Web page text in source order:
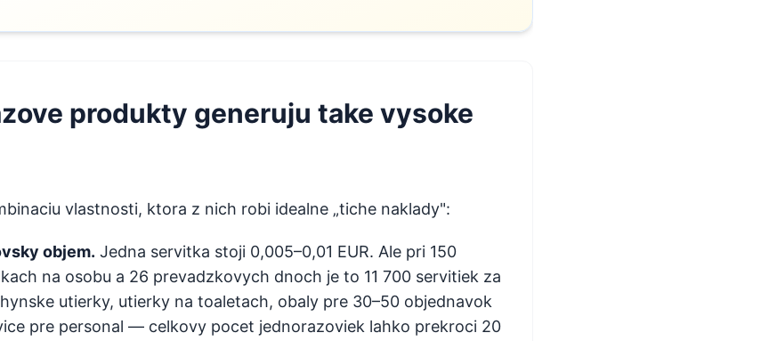
produkty generuju take vysoke
vlastnosti, ktora z nich robi idealne „tiche naklady":
objem. Jedna servitka stoji 0,005–0,01 EUR. Ale pri 150
na osobu a 26 prevadzkovych dnoch je to 11 700 servitiek za
utierky, utierky na toaletach, obaly pre 30–50 objednavok
pre personal — celkovy pocet jednorazoviek lahko prekroci 20